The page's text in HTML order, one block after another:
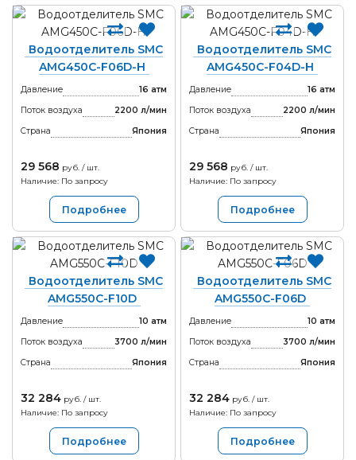
Водоотделитель SMC
AMG450C-F06D-H
Давление
16 атм
Поток воздуха
2200 л/мин
Страна
Япония
29 568 руб. / шт.
Наличие: По запросу
Подробнее
Водоотделитель SMC
AMG450C-F04D-H
Давление
16 атм
Поток воздуха
2200 л/мин
Страна
Япония
29 568 руб. / шт.
Наличие: По запросу
Подробнее
Водоотделитель SMC
AMG550C-F10D
Давление
10 атм
Поток воздуха
3700 л/мин
Страна
Япония
32 284 руб. / шт.
Наличие: По запросу
Подробнее
Водоотделитель SMC
AMG550C-F06D
Давление
10 атм
Поток воздуха
3700 л/мин
Страна
Япония
32 284 руб. / шт.
Наличие: По запросу
Подробнее